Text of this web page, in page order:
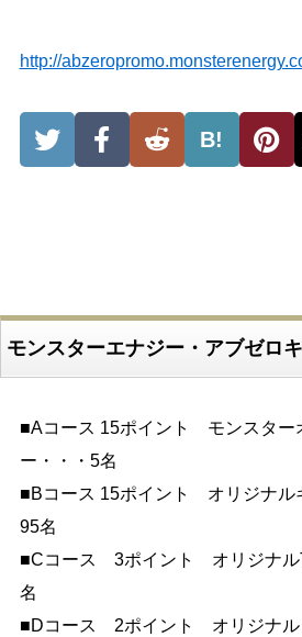
http://
B!
モンスターエナジー・アブゼロ
■Aコース 15ポイント モンスター
ー・・・5名
■Bコース 15ポイント オリジナル
95名
■Cコース 3ポイント オリジナル
名
■Dコース 2ポイント オリジナル